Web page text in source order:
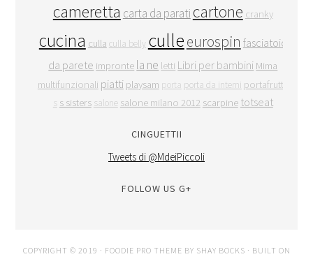
cameretta carta da parati cartone cranky
cucina culla culla belly culleeurospin fasciatoio
da parete impronte la ne letti Libri per bambini Mima
multifunzionali piatti playsam porta porta da interni portafrutta
s s sisters salone salone milano 2012 scarpine totseat
CINGUETTII
Tweets di @MdeiPiccoli
FOLLOW US G+
COPYRIGHT © 2019 · FOODIE PRO THEME BY SHAY BOCKS · BUILT ON